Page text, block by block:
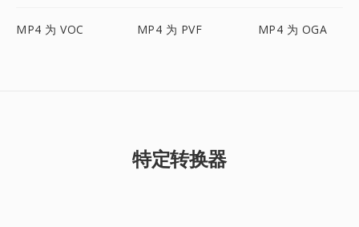
MP4 为 VOC MP4 为 PVF MP4 为 OGA
特定转换器